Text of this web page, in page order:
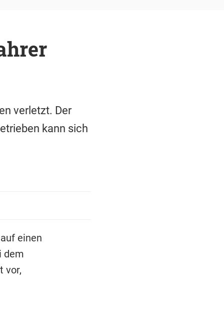
verletzt. Der
kann sich
einen
dem
vor,